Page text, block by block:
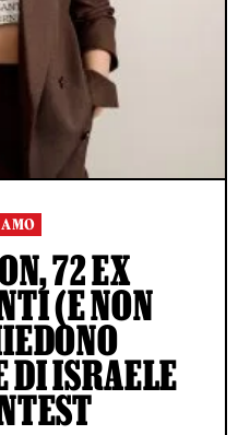
72 EX
(E NON
DI ISRAELE